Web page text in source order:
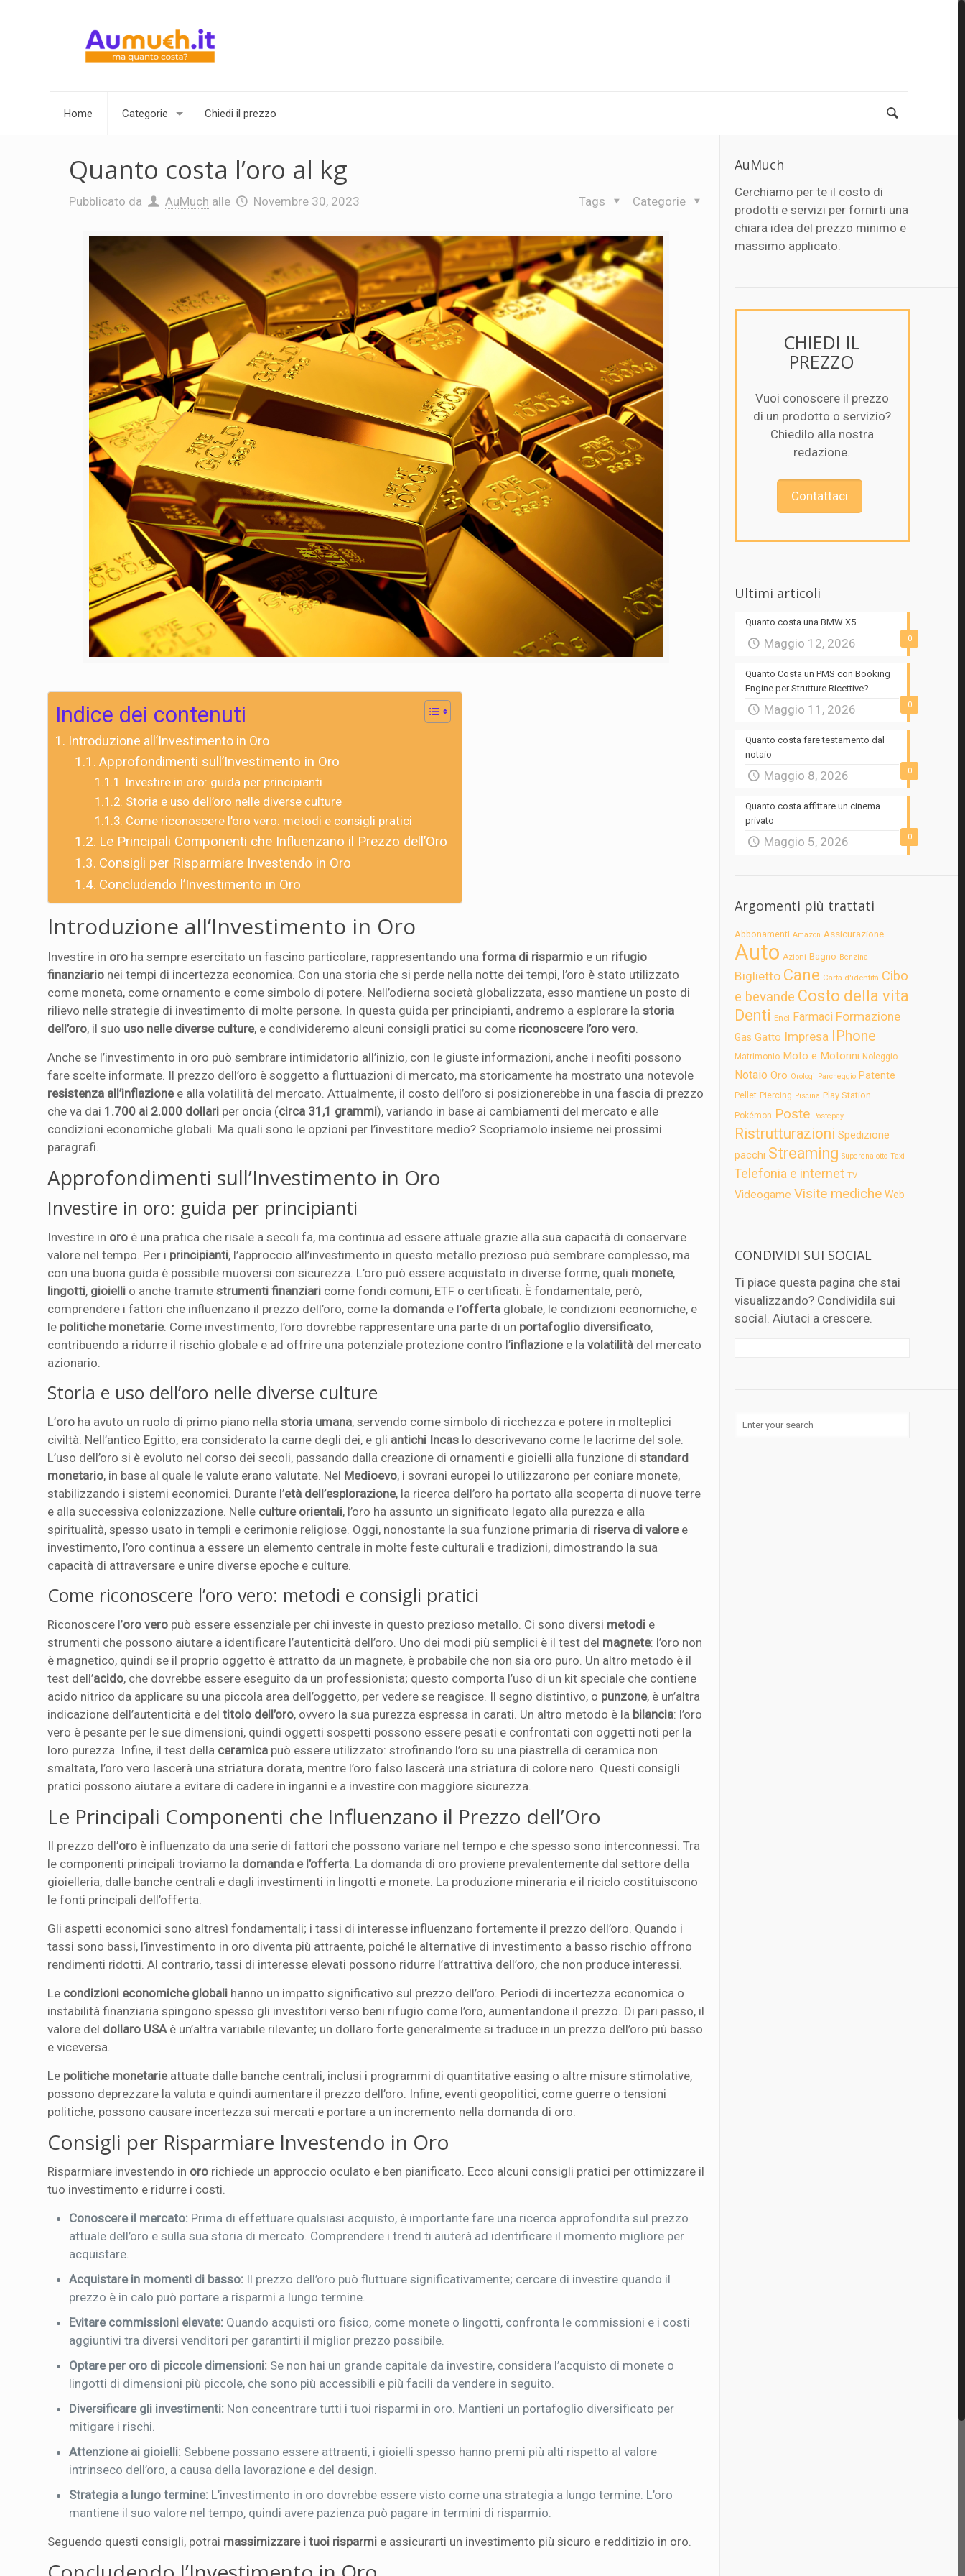
Home Categorie Chiedi il prezzo
Quanto costa l’oro al kg
Pubblicato da AuMuch alle Novembre 30, 2023 Categorie
Tags
Indice dei contenuti
Introduzione all’Investimento in Oro
Approfondimenti sull’Investimento in Oro
Investire in oro: guida per principianti
Storia e uso dell’oro nelle diverse culture
Come riconoscere l’oro vero: metodi e consigli pratici
Le Principali Componenti che Influenzano il Prezzo dell’Oro
Consigli per Risparmiare Investendo in Oro
Concludendo l’Investimento in Oro
Introduzione all’Investimento in Oro
Investire in oro ha sempre esercitato un fascino particolare, rappresentando unaforma di risparmio e un rifugio
finanziario nei tempi di incertezza economica. Con una storia che si perde nella notte dei tempi, l’oro è stato utilizzato
come moneta, come ornamento e come simbolo di potere. Nell’odierna società globalizzata, esso mantiene un posto di
rilievo nelle strategie di investimento di molte persone. In questa guida per principianti, andremo a esplorare lastoria
dell’oro, il suo uso nelle diverse culture, e condivideremo alcuni consigli pratici su come riconoscere l’oro vero.
Anche se l’investimento in oro può sembrare intimidatorio all’inizio, con le giuste informazioni, anche i neofiti possono
fare scelte informate. Il prezzo dell’oro è soggetto a fluttuazioni di mercato, ma storicamente ha mostrato una notevole
resistenza all’inflazionee alla volatilità del mercato. Attualmente, il costo dell’oro si posizionerebbe in una fascia di prezzo
che va dai 1.700 ai 2.000 dollari per oncia (circa 31,1 grammi), variando in base ai cambiamenti del mercato e alle
condizioni economiche globali. Ma quali sono le opzioni per l’investitore medio? Scopriamolo insieme nei prossimi
paragrafi.
Approfondimenti sull’Investimento in Oro
Investire in oro: guida per principianti
Investire in oro è una pratica che risale a secoli fa, ma continua ad essere attuale grazie alla sua capacità di conservare
valore nel tempo. Per i principianti, l’approccio all’investimento in questo metallo prezioso può sembrare complesso, ma
con una buona guida è possibile muoversi con sicurezza. L’oro può essere acquistato in diverse forme, quali monete,
lingotti, gioielli o anche tramitestrumenti finanziari come fondi comuni, ETF o certificati. È fondamentale, però,
comprendere i fattori che influenzano il prezzo dell’oro, come la domanda e l’offerta globale, le condizioni economiche, e
le politiche monetarie. Come investimento, l’oro dovrebbe rappresentare una parte di un portafoglio diversificato,
contribuendo a ridurre il rischio globale e ad offrire una potenziale protezione contro l’inflazionee lavolatilità del mercato
azionario.
Storia e uso dell’oro nelle diverse culture
L’oro ha avuto un ruolo di primo piano nellastoria umana, servendo come simbolo di ricchezza e potere in molteplici
civiltà. Nell’antico Egitto, era considerato la carne degli dei, e gli antichi Incas lo descrivevano come le lacrime del sole.
L’uso dell’oro si è evoluto nel corso dei secoli, passando dalla creazione di ornamenti e gioielli alla funzione distandard
monetario, in base al quale le valute erano valutate. Nel Medioevo, i sovrani europei lo utilizzarono per coniare monete,
stabilizzando i sistemi economici. Durante l’età dell’esplorazione, la ricerca dell’oro ha portato alla scoperta di nuove terre
e alla successiva colonizzazione. Nelle culture orientali, l’oro ha assunto un significato legato alla purezza e alla
spiritualità, spesso usato in templi e cerimonie religiose. Oggi, nonostante la sua funzione primaria di riserva di valoree
investimento, l’oro continua a essere un elemento centrale in molte feste culturali e tradizioni, dimostrando la sua
capacità di attraversare e unire diverse epoche e culture.
Come riconoscere l’oro vero: metodi e consigli pratici
Riconoscere l’oro vero può essere essenziale per chi investe in questo prezioso metallo. Ci sono diversi metodi e
strumenti che possono aiutare a identificare l’autenticità dell’oro. Uno dei modi più semplici è il test del magnete: l’oro non
è magnetico, quindi se il proprio oggetto è attratto da un magnete, è probabile che non sia oro puro. Un altro metodo è il
test dell’acido, che dovrebbe essere eseguito da un professionista; questo comporta l’uso di un kit speciale che contiene
acido nitrico da applicare su una piccola area dell’oggetto, per vedere se reagisce. Il segno distintivo, o punzone, è un’altra
indicazione dell’autenticità e deltitolo dell’oro, ovvero la sua purezza espressa in carati. Un altro metodo è la bilancia: l’oro
vero è pesante per le sue dimensioni, quindi oggetti sospetti possono essere pesati e confrontati con oggetti noti per la
loro purezza. Infine, il test della ceramica può essere utilizzato: strofinando l’oro su una piastrella di ceramica non
smaltata, l’oro vero lascerà una striatura dorata, mentre l’oro falso lascerà una striatura di colore nero. Questi consigli
pratici possono aiutare a evitare di cadere in inganni e a investire con maggiore sicurezza.
Le Principali Componenti che Influenzano il Prezzo dell’Oro
Il prezzo dell’oro è influenzato da una serie di fattori che possono variare nel tempo e che spesso sono interconnessi. Tra
le componenti principali troviamo la domanda e l’offerta. La domanda di oro proviene prevalentemente dal settore della
gioielleria, dalle banche centrali e dagli investimenti in lingotti e monete. La produzione mineraria e il riciclo costituiscono
le fonti principali dell’offerta.
Gli aspetti economici sono altresì fondamentali; i tassi di interesse influenzano fortemente il prezzo dell’oro. Quando i
tassi sono bassi, l’investimento in oro diventa più attraente, poiché le alternative di investimento a basso rischio offrono
rendimenti ridotti. Al contrario, tassi di interesse elevati possono ridurre l’attrattiva dell’oro, che non produce interessi.
Le condizioni economiche globali hanno un impatto significativo sul prezzo dell’oro. Periodi di incertezza economica o
instabilità finanziaria spingono spesso gli investitori verso beni rifugio come l’oro, aumentandone il prezzo. Di pari passo, il
valore del dollaro USAè un’altra variabile rilevante; un dollaro forte generalmente si traduce in un prezzo dell’oro più basso
e viceversa.
Le politiche monetarieattuate dalle banche centrali, inclusi i programmi di quantitative easing o altre misure stimolative,
possono deprezzare la valuta e quindi aumentare il prezzo dell’oro. Infine, eventi geopolitici, come guerre o tensioni
politiche, possono causare incertezza sui mercati e portare a un incremento nella domanda di oro.
Consigli per Risparmiare Investendo in Oro
Risparmiare investendo in oro richiede un approccio oculato e ben pianificato. Ecco alcuni consigli pratici per ottimizzare il
tuo investimento e ridurre i costi.
Conoscere il mercato: Prima di effettuare qualsiasi acquisto, è importante fare una ricerca approfondita sul prezzo
attuale dell’oro e sulla sua storia di mercato. Comprendere i trend ti aiuterà ad identificare il momento migliore per
acquistare.
Acquistare in momenti di basso: Il prezzo dell’oro può fluttuare significativamente; cercare di investire quando il
prezzo è in calo può portare a risparmi a lungo termine.
Evitare commissioni elevate: Quando acquisti oro fisico, come monete o lingotti, confronta le commissioni e i costi
aggiuntivi tra diversi venditori per garantirti il miglior prezzo possibile.
Optare per oro di piccole dimensioni: Se non hai un grande capitale da investire, considera l’acquisto di monete o
lingotti di dimensioni più piccole, che sono più accessibili e più facili da vendere in seguito.
Diversificare gli investimenti: Non concentrare tutti i tuoi risparmi in oro. Mantieni un portafoglio diversificato per
mitigare i rischi.
Attenzione ai gioielli: Sebbene possano essere attraenti, i gioielli spesso hanno premi più alti rispetto al valore
intrinseco dell’oro, a causa della lavorazione e del design.
Strategia a lungo termine: L’investimento in oro dovrebbe essere visto come una strategia a lungo termine. L’oro
mantiene il suo valore nel tempo, quindi avere pazienza può pagare in termini di risparmio.
Seguendo questi consigli, potrai massimizzare i tuoi risparmi e assicurarti un investimento più sicuro e redditizio in oro.
AuMuch
Cerchiamo per te il costo di
prodotti e servizi per fornirti una
chiara idea del prezzo minimo e
massimo applicato.
CHIEDI IL
PREZZO
Vuoi conoscere il prezzo
di un prodotto o servizio?
Chiedilo alla nostra
redazione.
Contattaci
Ultimi articoli
0
Quanto costa una BMW X5
Maggio 12, 2026
0
Quanto Costa un PMS con Booking
Engine per Strutture Ricettive?
Maggio 11, 2026
0
Quanto costa fare testamento dal
notaio
Maggio 8, 2026
0
Quanto costa affittare un cinema
privato
Maggio 5, 2026
Argomenti più trattati
Abbonamenti Amazon Assicurazione
Auto Azioni Bagno Benzina
Biglietto Cane Carta d'identità Cibo
e bevande Costo della vita
Denti Enel Farmaci Formazione
Gas Gatto Impresa IPhone
Matrimonio Moto e Motorini Noleggio
Notaio Oro Orologi Parcheggio Patente
Pellet Piercing Piscina Play Station
Pokémon Poste Postepay
Ristrutturazioni Spedizione
pacchi Streaming Superenalotto Taxi
Telefonia e internet TV
Videogame Visite mediche Web
CONDIVIDI SUI SOCIAL
Ti piace questa pagina che stai
visualizzando? Condividila sui
social. Aiutaci a crescere.